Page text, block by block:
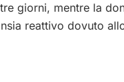
giorni, mentre la
reattivo dovuto